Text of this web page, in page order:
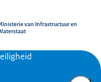
van Infrastructuur en